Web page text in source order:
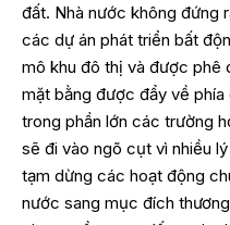
đất. Nhà nước không đứng
các dự án phát triển bất
mô khu đô thị và được phê
mặt bằng được đẩy về
trong phần lớn các trường
sẽ đi vào ngõ cụt vì nhiều
tạm dừng các hoạt động
nước sang mục đích